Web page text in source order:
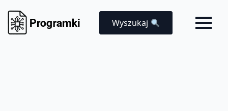
Wyszukaj